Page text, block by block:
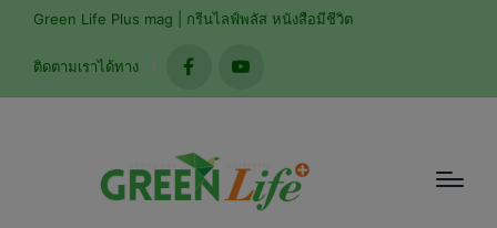
Green Life Plus mag | กรีนไลฟ์พลัส หนังสือมีชีวิต
ติดตามเราได้ทาง
facebookyoutube
modal-check